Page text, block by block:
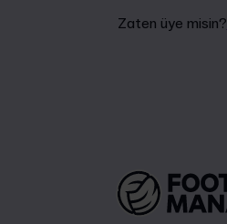
Zaten üye misin?